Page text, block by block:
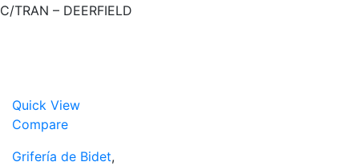
C/TRAN – DEERFIELD
Quick View
Compare
Grifería de Bidet,